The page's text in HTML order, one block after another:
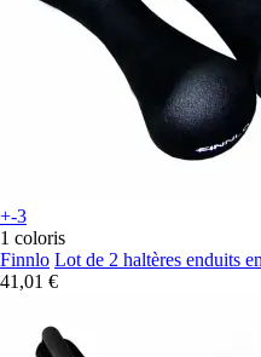
+-3
1 coloris
Finnlo Lot de 2 haltères enduits
41,01 €